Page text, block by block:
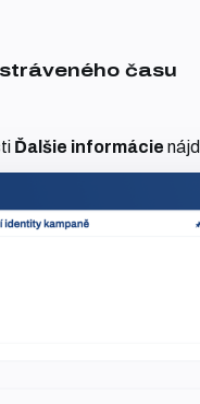
času
Ďalšie informácie